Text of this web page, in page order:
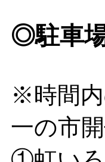
◎駐車
※時間
一の市